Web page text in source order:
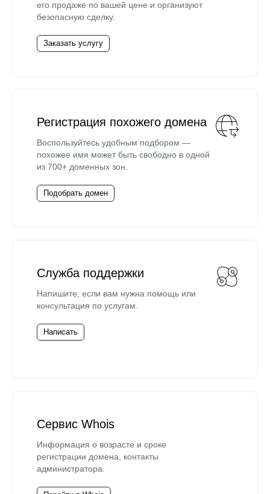
его продаже по вашей цене и организуют
безопасную сделку.
Заказать услугу
Регистрация похожего домена
Воспользуйтесь удобным подбором —
похожее имя может быть свободно в одной
из 700+ доменных зон.
Подобрать домен
Служба поддержки
Напишите, если вам нужна помощь или
консультация по услугам.
Написать
Сервис Whois
Информация о возрасте и сроке
регистрации домена, контакты
администратора.